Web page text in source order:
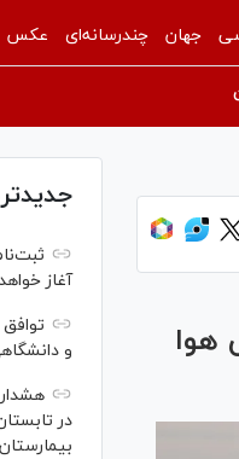
جهان چندرسانه‌ای عکس
هوا
آغاز
و
در